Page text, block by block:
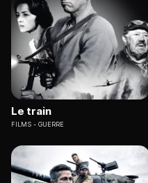
Le train
FILMS GUERRE